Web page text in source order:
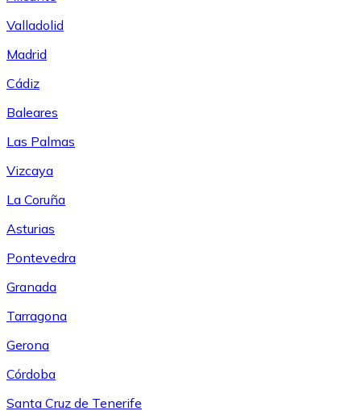
Valladolid
Madrid
Cádiz
Baleares
Las Palmas
Vizcaya
La Coruña
Asturias
Pontevedra
Granada
Tarragona
Gerona
Córdoba
Santa Cruz de Tenerife